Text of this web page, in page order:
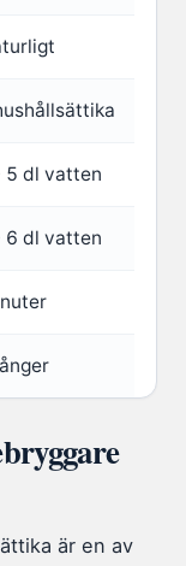
5 dl vatten
6 dl vatten
är en av